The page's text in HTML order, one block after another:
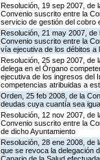
Resolución, 19 sep 2007, de
Convenio suscrito entre la
servicio de gestión del cobro
Resolución, 21 may 2007,
Convenio suscrito entre la
vía ejecutiva de los débitos a
Resolución, 25 sep 2007, de
delega en el Órgano
ejecutiva de los ingresos del
competencias atribuidas a
Orden, 25 feb 2008, de la
deudas cuya cuantía sea
Resolución, 12 nov 2007, de
Convenio suscrito entre la
de dicho Ayuntamiento
Resolución, 28 ene 2008, de
que se revoca la delegación